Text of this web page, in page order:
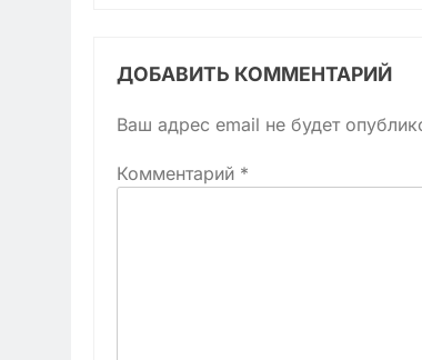
ДОБАВИТЬ КОММЕНТАРИЙ
Ваш адрес email не будет
Комментарий *